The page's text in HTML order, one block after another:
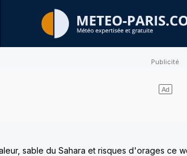
expertisés
sable du Sahara et risques d'orages ce